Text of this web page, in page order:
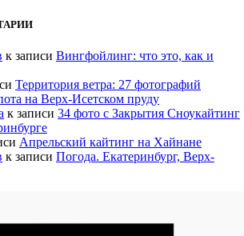
к записи Вингфойлинг: что это, как и
Территория ветра: 27 фотографий
на Верх-Исетском пруду
к записи 34 фото с Закрытия Сноукайтинг
Апрельский кайтинг на Хайнане
к записи Погода. Екатеринбург, Верх-